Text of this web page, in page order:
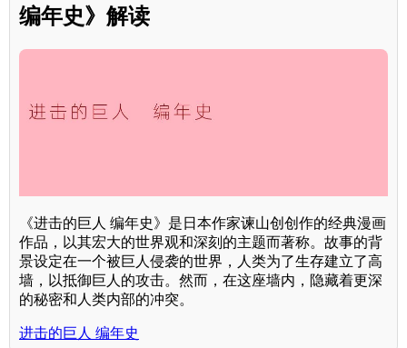
编年史》解读
《进击的巨人 编年史》是日本作家谏山创创作的经典漫画
作品，以其宏大的世界观和深刻的主题而著称。故事的背
景设定在一个被巨人侵袭的世界，人类为了生存建立了高
墙，以抵御巨人的攻击。然而，在这座墙内，隐藏着更深
的秘密和人类内部的冲突。
进击的巨人 编年史